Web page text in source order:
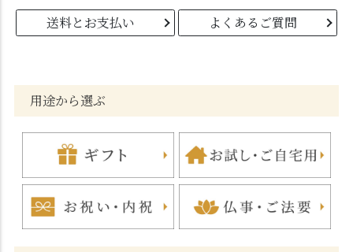
送料とお支払い よくあるご質問
用途から選ぶ